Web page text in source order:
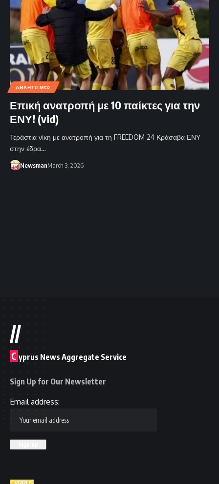
ΑΘΛΗΤΙΣΜΌΣ
Επική ανατροπή με 10 παίκτες για την
ΕΝΥ! (vid)
Τεράστια νίκη με ανατροπή για τη FREEDOM 24 Κράσαβα ΕΝΥ
στην έδρα…
NewsmanMarch 3, 2026
//
C yprus News Aggregate Service
Sign Up for Our Newsletter
Email address: